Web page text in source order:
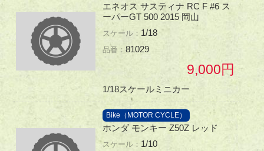
エネオス サスティナ RC F #6 ス
ーパーGT 500 2015 岡山
1/18
81029
9,000
1/18スケールミニカー
Bike（MOTOR CYCLE）
ホンダ モンキー Z50Z レッド
1/10